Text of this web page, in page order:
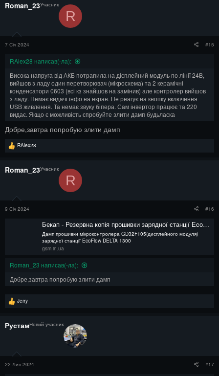
Roman_23Учасник
R
7 Січ 2024 #15
RAlex28 написав(-ла):
Висока напруга від АКБ потрапила на дісплейний модуль по лінії 24В,
вийшов з ладу один перетворювач (мікросхема) та 2 керамічні
конденсатори 0603 (всі кз знайшов на замінив) але контролер вийшов
з ладу. Немає видачі інфо на екран. Не реагує на кнопку включення
USB живлення. Та немає звуку біпера. Сам інвертор працює та 220
видає. Якщо є можливість спробуйте злити дамп будьласка
Добре,завтра попробую злити дамп
Р
ц
RAlex28
Roman_23Учасник
R
9 Січ 2024 #16
Бекап - Резервна копія прошивки зарядної станції EcoFlow DELTA EF3PRO 1300
Дамп прошивки мікроконтролера GD32F105(дисплейного модуля)
зарядної станції EcoFlow DELTA 1300
gsm.in.ua
Roman_23 написав(-ла):
Добре,завтра попробую злити дамп
Р
ц
Jerry
РустамНовий учасник
22 Лип 2024 #17